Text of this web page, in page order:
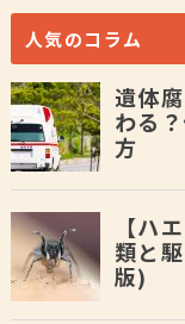
人気のコラム